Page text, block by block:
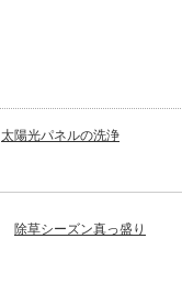
太陽光パネルの洗浄
除草シーズン真っ盛り